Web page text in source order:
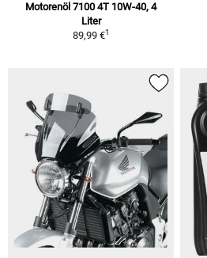
Motorenöl 7100 4T 10W-40, 4
Liter
89,99 €1